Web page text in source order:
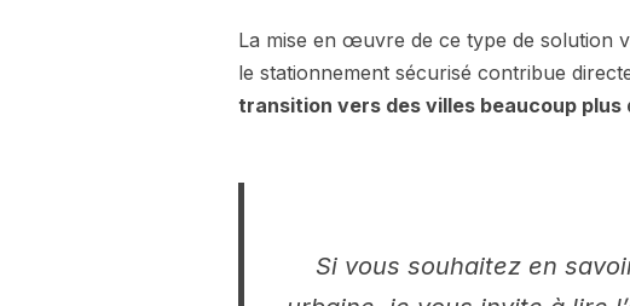
La mise en œuvre de ce type de solution
le stationnement sécurisé contribue
transition vers des villes beaucoup
Si vous souhaitez en